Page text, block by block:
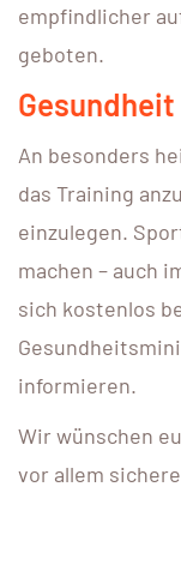
empfindlicher
geboten.
An besonders
das Training
einzulegen.
machen – auch
sich kostenlos
informieren.
Wir wünschen
vor allem